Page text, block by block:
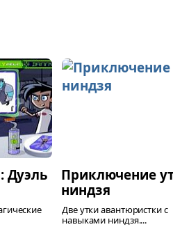
Дуэль
Приключение
ниндзя
Две утки авантюристки с
навыками ниндзя....